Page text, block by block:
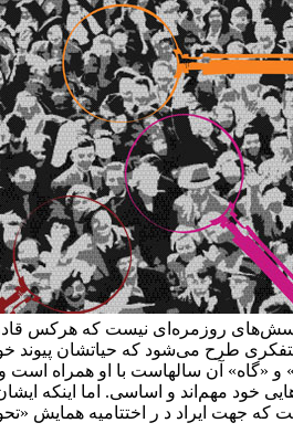
روزمره‌ای نیست که هرکس
طرح می‌شود که حیاتشان پیوند
آن سالهاست با او همراه است و
خود مهم‌اند و اساسی. اما اینکه
که جهت ایراد د ر اختتامیه